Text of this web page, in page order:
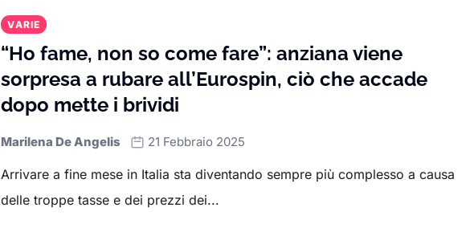
VARIE
“Ho fame, non so come fare”: anziana viene
sorpresa a rubare all’Eurospin, ciò che accade
dopo mette i brividi
Marilena De Angelis 21 Febbraio 2025
Arrivare a fine mese in Italia sta diventando sempre più complesso a causa
delle troppe tasse e dei prezzi dei...